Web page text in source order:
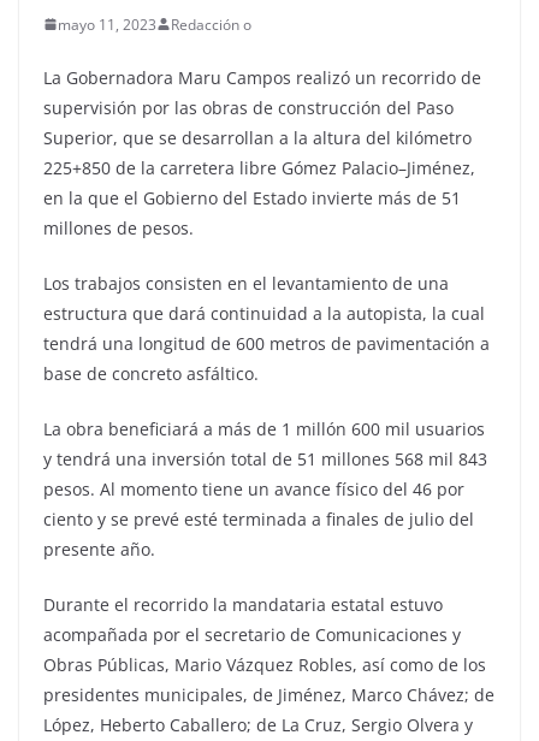
mayo 11, 2023 Redacción o
La Gobernadora Maru Campos realizó un recorrido de
supervisión por las obras de construcción del Paso
Superior, que se desarrollan a la altura del kilómetro
225+850 de la carretera libre Gómez Palacio–Jiménez,
en la que el Gobierno del Estado invierte más de 51
millones de pesos.
Los trabajos consisten en el levantamiento de una
estructura que dará continuidad a la autopista, la cual
tendrá una longitud de 600 metros de pavimentación a
base de concreto asfáltico.
La obra beneficiará a más de 1 millón 600 mil usuarios
y tendrá una inversión total de 51 millones 568 mil 843
pesos. Al momento tiene un avance físico del 46 por
ciento y se prevé esté terminada a finales de julio del
presente año.
Durante el recorrido la mandataria estatal estuvo
acompañada por el secretario de Comunicaciones y
Obras Públicas, Mario Vázquez Robles, así como de los
presidentes municipales, de Jiménez, Marco Chávez; de
López, Heberto Caballero; de La Cruz, Sergio Olvera y